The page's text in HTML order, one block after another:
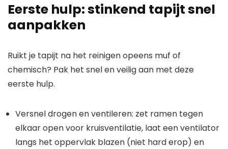
Eerste hulp: stinkend tapijt snel
aanpakken
Ruikt je tapijt na het reinigen opeens muf of
chemisch? Pak het snel en veilig aan met deze
eerste hulp.
Versnel drogen en ventileren: zet ramen tegen
elkaar open voor kruisventilatie, laat een ventilator
langs het oppervlak blazen (niet hard erop) en